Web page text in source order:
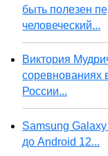
быть полезен
человеческий...
Виктория
соревнованиях
России...
Samsung
до Android 12...